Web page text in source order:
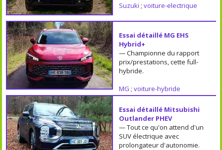
Suzuki ; voiture-electrique
Essai détaillé MG EHS
Hybrid+
— Championne du rapport
prix/prestations, cette full-
hybride.
MG ; voiture-hybride
Essai détaillé Mitsubishi
Outlander PHEV
— Tout ce qu'on attend d'un
SUV électrique avec
prolongateur d'autonomie.